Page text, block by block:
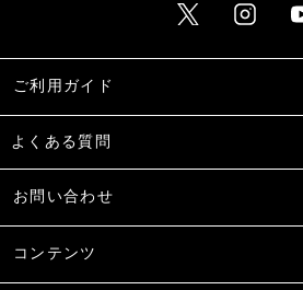
ご利用ガイド
よくある質問
お問い合わせ
コンテンツ